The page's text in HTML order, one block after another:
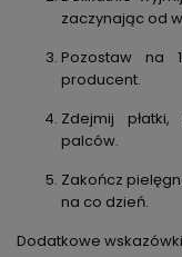
zaczynając od
Pozostaw na
producent.
Zdejmij
palców.
Zakończ
na co dzień.
Dodatkowe